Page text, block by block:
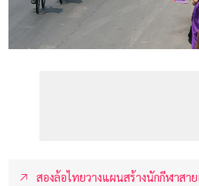
สองล้อไทยวางแผนสร้างนักกีฬาสา